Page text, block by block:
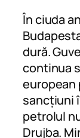
În ciuda
dură.
continua
european
sancțiuni
petrolul
Drujba.